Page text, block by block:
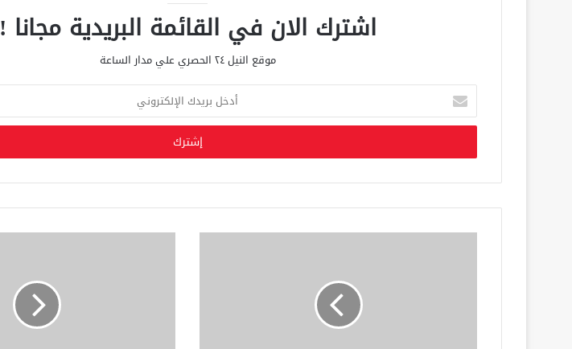
اشترك الان في القائمة البريدية مجانا !
موقع النيل ٢٤ الحصري علي مدار الساعة
خ
ب
ر
د
ك